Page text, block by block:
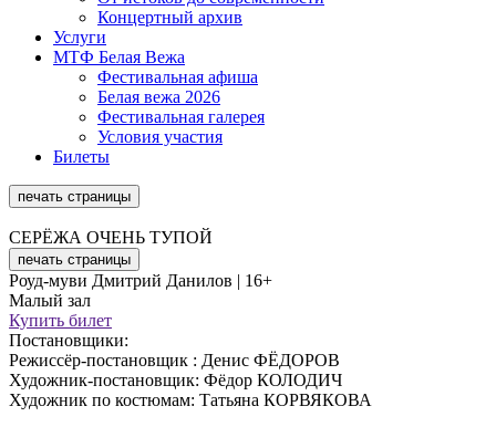
Концертный архив
Услуги
МТФ Белая Вежа
Фестивальная афиша
Белая вежа 2026
Фестивальная галерея
Условия участия
Билеты
печать страницы
СЕРЁЖА ОЧЕНЬ ТУПОЙ
печать страницы
Роуд-муви Дмитрий Данилов | 16+
Малый зал
Купить билет
Постановщики:
Режиссёр-постановщик : Денис ФЁДОРОВ
Художник-постановщик: Фёдор КОЛОДИЧ
Художник по костюмам: Татьяна КОРВЯКОВА